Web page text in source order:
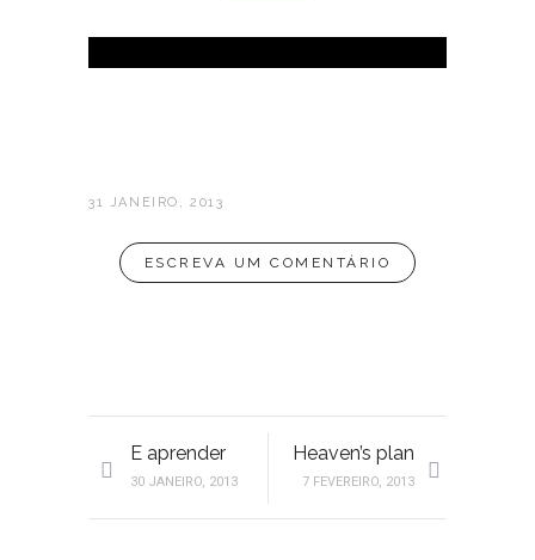
31 JANEIRO, 2013
ESCREVA UM COMENTÁRIO
E aprender
30 JANEIRO, 2013
Heaven’s plan
7 FEVEREIRO, 2013